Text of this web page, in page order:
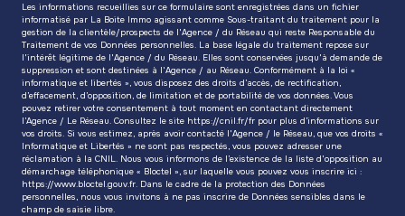
Les informations recueillies sur ce formulaire sont enregistrées dans un fichier
informatisé par La Boite Immo agissant comme Sous-traitant du traitement pour la
gestion de la clientèle/prospects de l'Agence / du Réseau qui reste Responsable du
Traitement de vos Données personnelles. La base légale du traitement repose sur
l'intérêt légitime de l'Agence / du Réseau. Elles sont conservées jusqu'à demande de
suppression et sont destinées à l'Agence / au Réseau. Conformément à la loi «
informatique et libertés », vous disposez des droits d’accès, de rectification,
d’effacement, d’opposition, de limitation et de portabilité de vos données. Vous
pouvez retirer votre consentement à tout moment en contactant directement
l’Agence / Le Réseau. Consultez le site https://cnil.fr/fr pour plus d’informations sur
vos droits. Si vous estimez, après avoir contacté l'Agence / le Réseau, que vos droits «
Informatique et Libertés » ne sont pas respectés, vous pouvez adresser une
réclamation à la CNIL. Nous vous informons de l’existence de la liste d'opposition au
démarchage téléphonique « Bloctel », sur laquelle vous pouvez vous inscrire ici :
https://www.bloctel.gouv.fr. Dans le cadre de la protection des Données
personnelles, nous vous invitons à ne pas inscrire de Données sensibles dans le
champ de saisie libre.